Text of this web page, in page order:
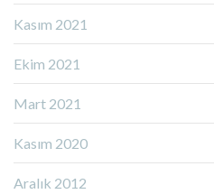
Kasım 2021
Ekim 2021
Mart 2021
Kasım 2020
Aralık 2012